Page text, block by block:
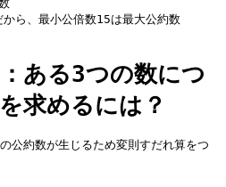
ら、最小公倍数15は最大公約数
ある3つの数につ
求めるには？
公約数が生じるため変則すだれ算をつ